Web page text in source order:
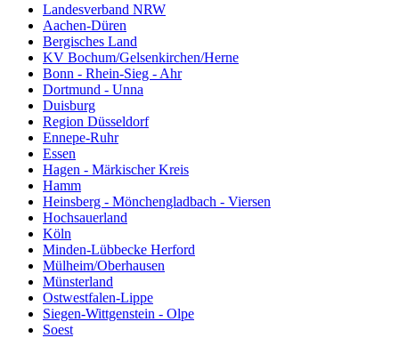
Landesverband NRW
Aachen-Düren
Bergisches Land
KV Bochum/Gelsenkirchen/Herne
Bonn - Rhein-Sieg - Ahr
Dortmund - Unna
Duisburg
Region Düsseldorf
Ennepe-Ruhr
Essen
Hagen - Märkischer Kreis
Hamm
Heinsberg - Mönchengladbach - Viersen
Hochsauerland
Köln
Minden-Lübbecke Herford
Mülheim/Oberhausen
Münsterland
Ostwestfalen-Lippe
Siegen-Wittgenstein - Olpe
Soest